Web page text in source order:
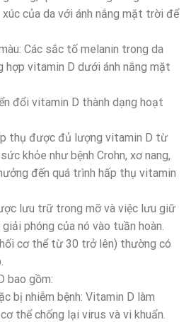
của da với ánh nắng mặt trời để
Các sắc tố melanin trong da
hợp vitamin D dưới ánh nắng mặt
đổi vitamin D thành dạng hoạt
thụ được đủ lượng vitamin D từ
khỏe như bệnh Crohn, xơ nang,
đến quá trình hấp thụ vitamin
lưu trữ trong mỡ và việc lưu giữ
phóng của nó vào tuần hoàn.
cơ thể từ 30 trở lên) thường có
bao gồm:
bị nhiễm bệnh: Vitamin D làm
thể chống lại virus và vi khuẩn.